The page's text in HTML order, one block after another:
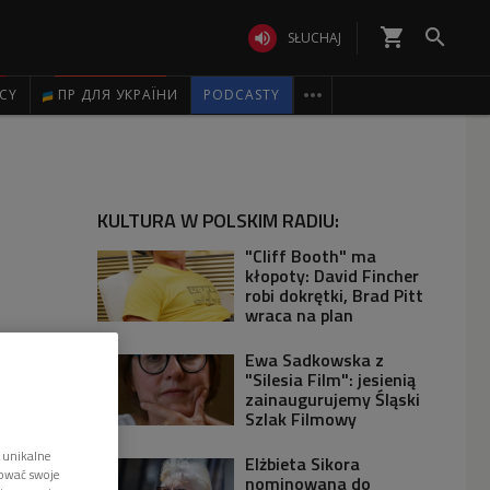
 SŁUCHAJ shopping_cart 
ПР ДЛЯ УКРАЇНИ PODCASTY 
KULTURA W POLSKIM RADIU:
"Cliff Booth" ma
kłopoty: David Fincher
robi dokrętki, Brad Pitt
wraca na plan
Ewa Sadkowska z
"Silesia Film": jesienią
zainaugurujemy Śląski
Szlak Filmowy
Elżbieta Sikora
nominowana do
swoje